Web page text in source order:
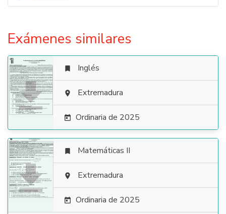
Exámenes similares

 Inglés
 Extremadura
 Ordinaria de 2025

 Matemáticas II
 Extremadura
 Ordinaria de 2025